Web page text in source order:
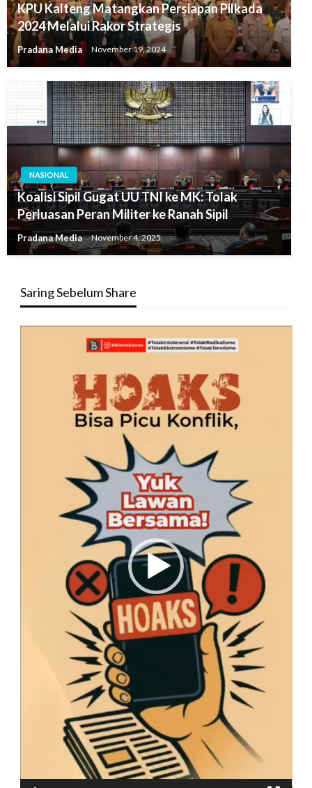
KPU Kalteng Matangkan Persiapan Pilkada
2024 Melalui Rakor Strategis
Pradana Media November 19, 2024
NASIONAL
Koalisi Sipil Gugat UU TNI ke MK: Tolak
Perluasan Peran Militer ke Ranah Sipil
Pradana Media November 4, 2025
Saring Sebelum Share